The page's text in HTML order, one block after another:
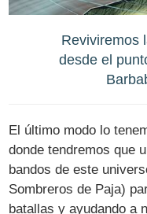
Reviviremos
desde el
El último modo lo
donde tendremos que
bandos de este
Sombreros de Paja)
batallas y ayudando a